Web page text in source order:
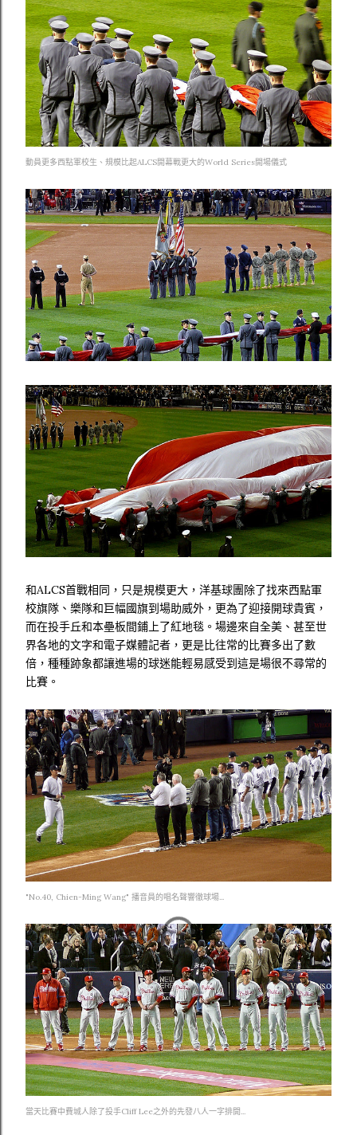
動員更多西點軍校生、規模比起ALCS開幕戰更大的World Series開場儀式
和ALCS首戰相同，只是規模更大，洋基球團除了找來西點軍
校旗隊、樂隊和巨幅國旗到場助威外，更為了迎接開球貴賓，
而在投手丘和本壘板間鋪上了紅地毯。場邊來自全美、甚至世
界各地的文字和電子媒體記者，更是比往常的比賽多出了數
倍，種種跡象都讓進場的球迷能輕易感受到這是場很不尋常的
比賽。
"No.40, Chien-Ming Wang" 播音員的唱名聲響徹球場...
當天比賽中費城人除了投手Cliff Lee之外的先發八人一字排開...